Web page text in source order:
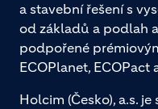
a stavební řešení s
od základů a podlah
podpořené
ECOPlanet, ECOPact
Holcim (Česko), a.s.